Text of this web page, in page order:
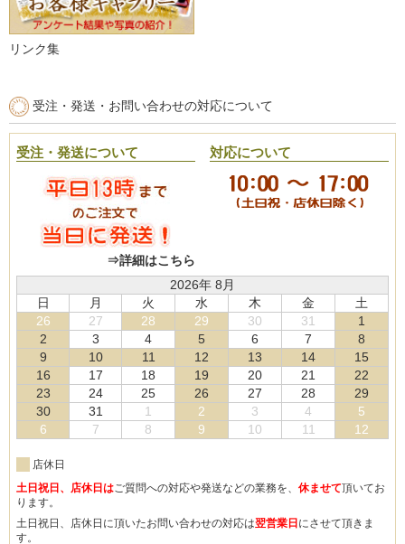
リンク集
受注・発送・お問い合わせの対応について
受注・発送について
⇒詳細はこちら
対応について
2026年 8月
日
月 火 水 木 金
土
26
27 28 29 30 31
1
2
3 4 5 6 7
8
9
10 11 12 13 14
15
16
17 18 19 20 21
22
23
24 25 26 27 28
29
30
31 1 2 3 4
5
6
7 8 9 10 11 12
店休日
土日祝日、店休日はご質問への対応や発送などの業務を、 休ませて頂いてお
ります。
土日祝日、店休日に頂いたお問い合わせの対応は翌営業日 にさせて頂きま
す。